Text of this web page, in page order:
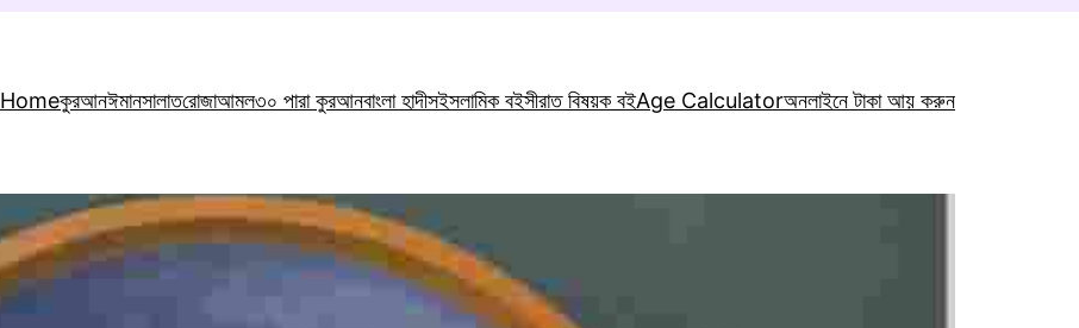
Homeকুরআনঈমানসালাতরোজাআমল৩০ পারা কুরআনবাংলা হাদীসইসলামিক বইসীরাত বিষয়ক বইAge Calculatorঅনলাইনে টাকা আয় করুন